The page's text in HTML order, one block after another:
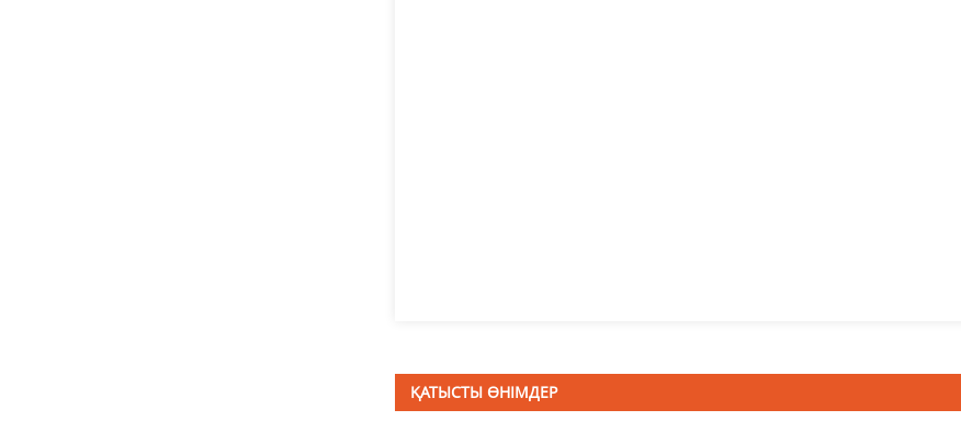
ҚАТЫСТЫ ӨНІМДЕР